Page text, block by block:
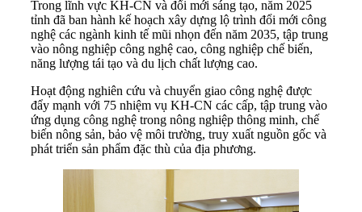
Trong lĩnh vực KH-CN và đổi mới sáng tạo, năm 2025
tỉnh đã ban hành kế hoạch xây dựng lộ trình đổi mới công
nghệ các ngành kinh tế mũi nhọn đến năm 2035, tập trung
vào nông nghiệp công nghệ cao, công nghiệp chế biến,
năng lượng tái tạo và du lịch chất lượng cao.
Hoạt động nghiên cứu và chuyển giao công nghệ được
đẩy mạnh với 75 nhiệm vụ KH-CN các cấp, tập trung vào
ứng dụng công nghệ trong nông nghiệp thông minh, chế
biến nông sản, bảo vệ môi trường, truy xuất nguồn gốc và
phát triển sản phẩm đặc thù của địa phương.